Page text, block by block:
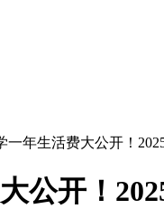
一年生活费大公开！
公开！